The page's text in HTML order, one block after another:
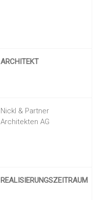
ARCHITEKT
Nickl & Partner
Architekten AG
REALISIERUNGSZEITRAUM